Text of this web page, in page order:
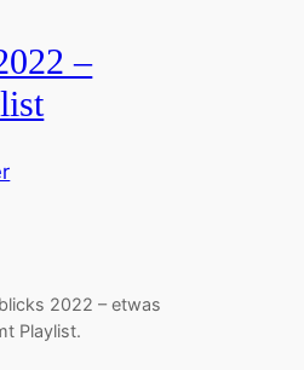
–
2022 – etwas
Playlist.